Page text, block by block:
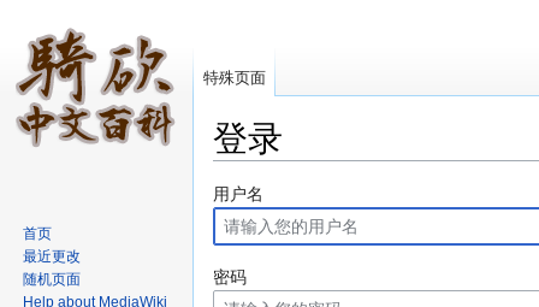
登录
用户名
密码
特殊页面
首页
最近更改
随机页面
Help about MediaWiki